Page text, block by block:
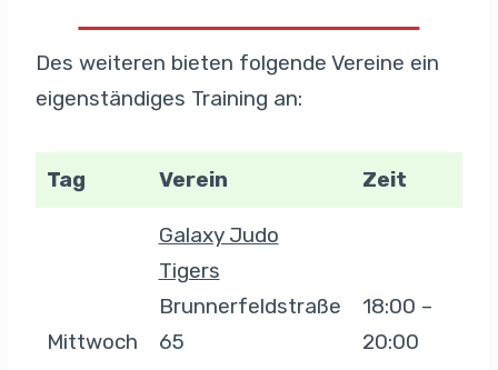
Des weiteren bieten folgende Vereine ein
eigenständiges Training an:
Tag Verein Zeit
Mittwoch
Galaxy Judo
Tigers
Brunnerfeldstraße
65
18:00 –
20:00